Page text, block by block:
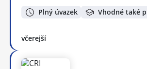
Plný úvazek Vhodné také
včerejší